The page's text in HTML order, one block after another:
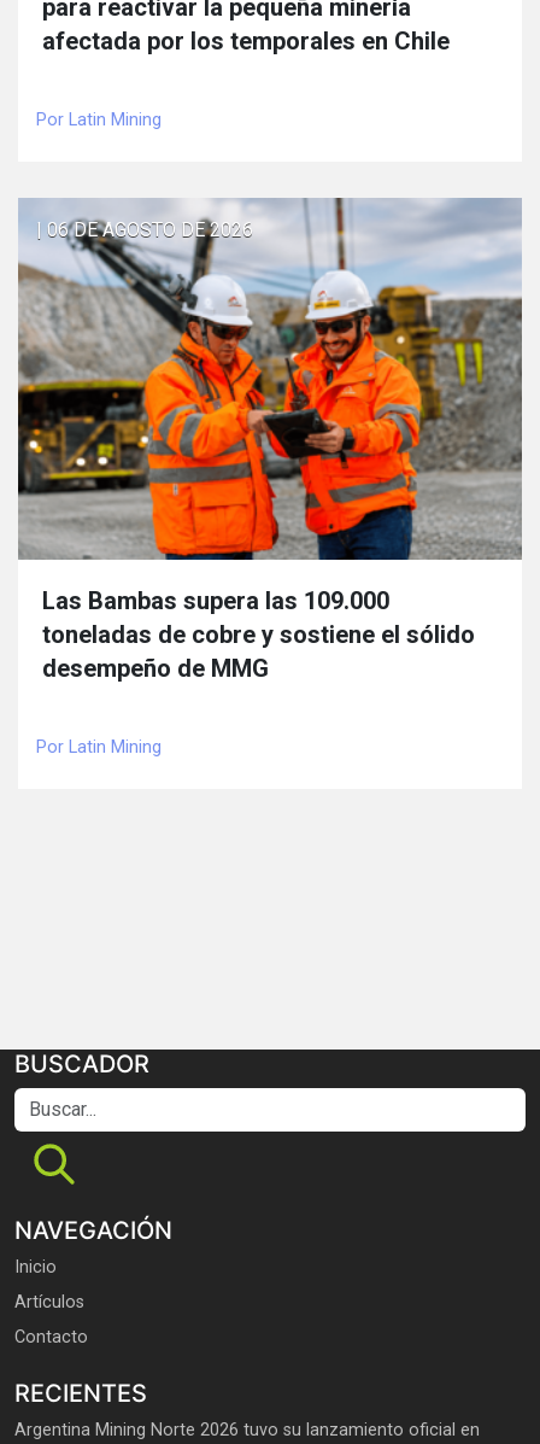
para reactivar la pequeña minería
afectada por los temporales en Chile
Por Latin Mining
| 06 DE AGOSTO DE 2026
Las Bambas supera las 109.000
toneladas de cobre y sostiene el sólido
desempeño de MMG
Por Latin Mining
BUSCADOR
Buscar...
NAVEGACIÓN
Inicio
Artículos
Contacto
RECIENTES
Argentina Mining Norte 2026 tuvo su lanzamiento oficial en